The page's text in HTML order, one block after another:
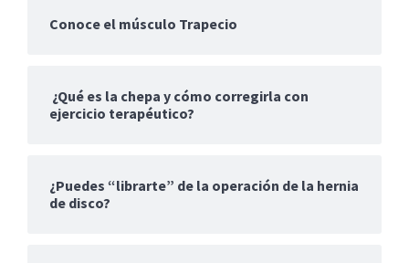
Conoce el músculo Trapecio
¿Qué es la chepa y cómo corregirla con
ejercicio terapéutico?
¿Puedes “librarte” de la operación de la hernia
de disco?